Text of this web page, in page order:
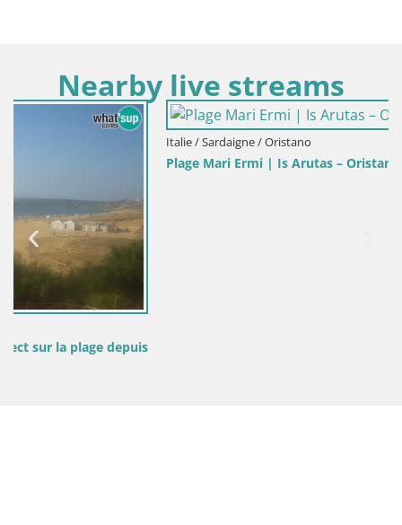
Nearby live streams
Plage Mari Ermi | Is Arutas – Oristano